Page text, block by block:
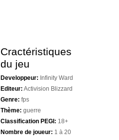
Cractéristiques
du jeu
Developpeur: Infinity Ward
Editeur: Activision Blizzard
Genre: fps
Thème: guerre
Classification PEGI: 18+
Nombre de joueur: 1 à 20